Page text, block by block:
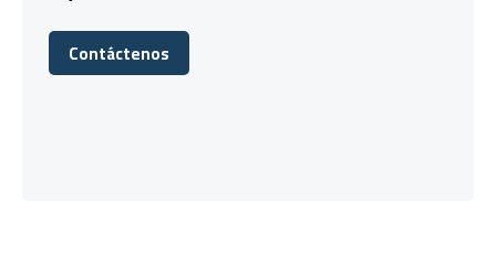
Contáctenos
Contáctenos